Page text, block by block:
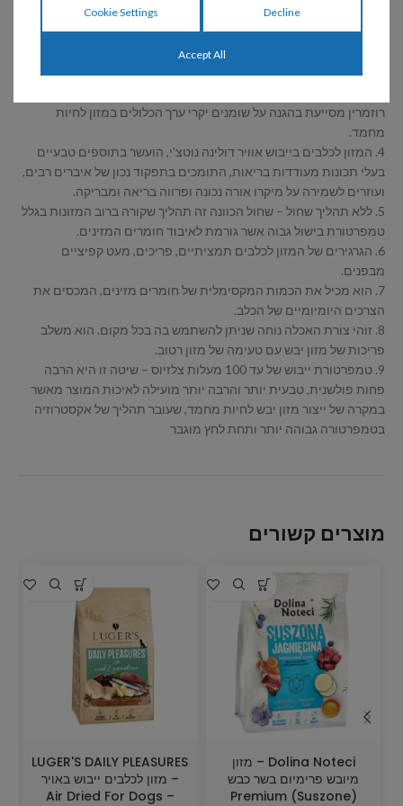
2. ללא ארוחות מעובדות, חומרים משמרים, מילות וקסמים שיווקיים,
מאכלים מלאכותיים או חומרי צבע.
רוזמרין מסייעת בהגנה על שומנים יקרי ערך הכלולים במזון לחיות
מחמד.
4. המזון לכלבים בייבוש אוויר דולינה נוטצ'י, הועשר בתוספים טבעיים
בעלי תכונות מעודדות בריאות, התומכים בתפקוד נכון של איברים רבים,
ועוזרים לשמירה על מיקרו אורה נכונה ופרווה בריאה ומבריקה.
5. ללא תהליך שחול – שחול הכוונה זה תהליך שקורה ברוב המזונות בגלל
טמפרטורת בישול גבוה אשר גורמת לאיבוד חומרים המזינים.
6. הגרגירים של המזון לכלבים תמציתיים, פריכים, מעט קפיציים
מבפנים.
7. הוא מכיל את הכמות המקסימלית של חומרים מזינים, המכסים את
הצרכים היומיומיים של הכלב.
8. זוהי צורת האכלה נוחה שניתן להשתמש בה בכל מקום. הוא משלב
פריכות של מזון יבש עם טעימה של מזון רטוב.
9. טמפרטורת ייבוש של עד 100 מעלות צלזיוס – שיטה זו היא הרבה
פחות פולשנית, טבעית יותר והרבה יותר מועילה לאיכות המוצר מאשר
במקרה של ייצור מזון יבש לחיות מחמד, שעובר תהליך של אקסטרוזיה
בטמפרטורה גבוהה יותר ותחת לחץ מוגבר
מוצרים קשורים
Dolina Noteci – מזון
מיובש פרימיום בשר כבש
Premium (Suszone)
LUGER'S DAILY PLEASURES
– מזון לכלבים ייבוש באויר
Air Dried For Dogs –
Decline
Cookie Settings
Accept All